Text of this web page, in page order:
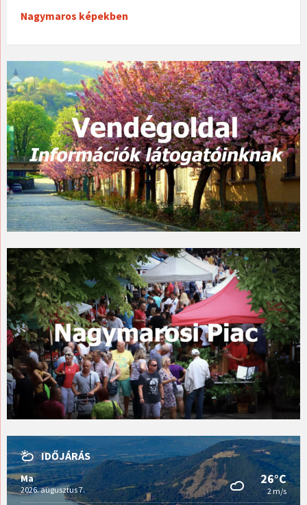
Nagymaros képekben
IDŐJÁRÁS
Ma
2026. augusztus 7.
26°C
2 m/s